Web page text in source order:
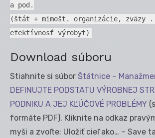
a pod.
(štát + mimošt. organizácie, zväzy
efektívnosť výrobyt)
Download súboru
Stiahnite si súbor Štátnice –
DEFINUJTE PODSTATU VÝROBNEJ
PODNIKU A JEJ KĽÚČOVÉ PROBLÉMY
formáte PDF). Kliknite na odkaz
myši a zvoľte: Uložiť cieľ ako… – Save